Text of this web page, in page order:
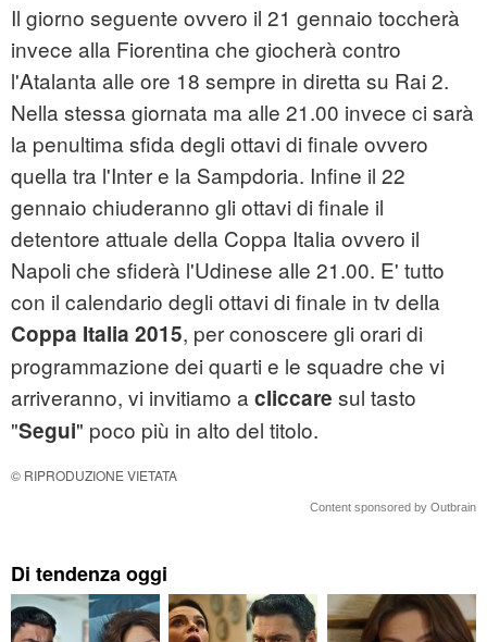
Il giorno seguente ovvero il 21 gennaio toccherà
invece alla Fiorentina che giocherà contro
l'Atalanta alle ore 18 sempre in diretta su Rai 2.
Nella stessa giornata ma alle 21.00 invece ci sarà
la penultima sfida degli ottavi di finale ovvero
quella tra l'Inter e la Sampdoria. Infine il 22
gennaio chiuderanno gli ottavi di finale il
detentore attuale della Coppa Italia ovvero il
Napoli che sfiderà l'Udinese alle 21.00. E' tutto
con il calendario degli ottavi di finale in tv della
Coppa Italia 2015, per conoscere gli orari di
programmazione dei quarti e le squadre che vi
arriveranno, vi invitiamo a cliccare sul tasto
"Segui" poco più in alto del titolo.
© RIPRODUZIONE VIETATA
Content sponsored by Outbrain
Di tendenza oggi